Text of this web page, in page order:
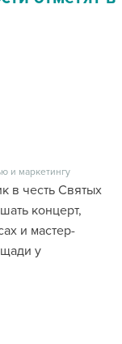
и маркетингу
в честь Святых
концерт,
и мастер-
у